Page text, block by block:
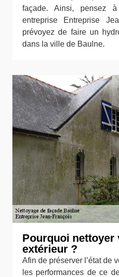
façade. Ainsi, pensez
entreprise Entreprise
prévoyez de faire un
dans la ville de Baulne.
Pourquoi nettoyer
extérieur ?
Afin de préserver l’état de
les performances de ce